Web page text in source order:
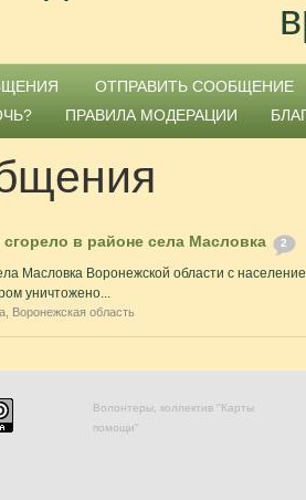
ОТПРАВИТЬ СООБЩЕНИЕ
ПРАВИЛА МОДЕРАЦИИ
в районе села Масловка 2
Масловка Воронежской области с
уничтожено...
Воронежская область
Волонтеры, коллектив "Карты
помощи"